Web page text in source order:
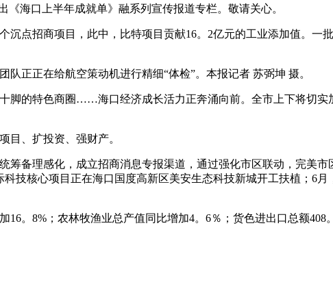
海口上半年成就单》融系列宣传报道专栏。敬请关心。
招商项目，此中，比特项目贡献16。2亿元的工业添加值。一
正正在给航空策动机进行精细“体检”。本报记者 苏弼坤 摄。
的特色商圈……海口经济成长活力正奔涌向前。全市上下将切实
、扩投资、强财产。
备理感化，成立招商消息专报渠道，通过强化市区联动，完美市
技核心项目正在海口国度高新区美安生态科技新城开工扶植；6月
8%；农林牧渔业总产值同比增加4。6％；货色进出口总额408